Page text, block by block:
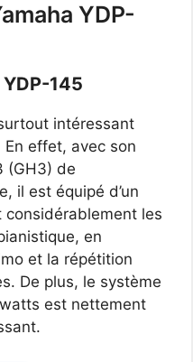
YDP-
145
intéressant
effet, avec son
(GH3) de
il est équipé d’un
considérablement les
en
et la répétition
De plus, le système
est nettement